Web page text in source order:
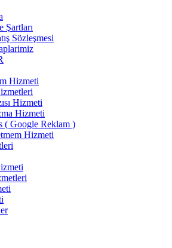
Şartları
Sözleşmesi
Hizmeti
Hizmeti
Hizmeti
( Google Reklam )
Hizmeti